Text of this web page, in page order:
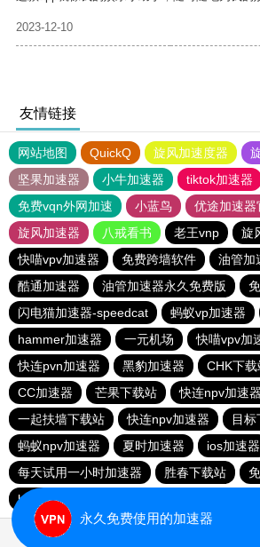
2023-12-10
友情链接
网站地图 QuickQ 旋风加速度器
坚果加速器
小牛加速器 tiktok加速器
免费vqn外网加速
小蓝鸟 优途加速器
旋风加速器
八戒看书 老王vnp
旋
快喵vpv加速器
免费跨墙软件 油管加
酷通加速器
油管加速器永久免费版
闪电猫加速器-speedcat
蚂蚁vp加速器
hammer加速器
一元机场 快喵vpv加
快连pvn加速器
黑豹加速器 CHK下载
CC加速器
芒果下载站 快连npv加速器
一起扶墙下载站
快连npv加速器
目
蚂蚁npv加速器
夏时加速器
ios加速器
每天试用一小时加速器
胜春下载站
hammer加速器
永久免费使用的加速器